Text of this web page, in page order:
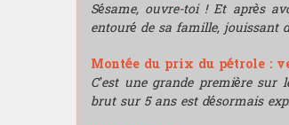
Sésame, ouvre-toi ! Et après
entouré de sa famille, jouissant
Montée du prix du pétrole :
C’est une grande première
brut sur 5 ans est désormais